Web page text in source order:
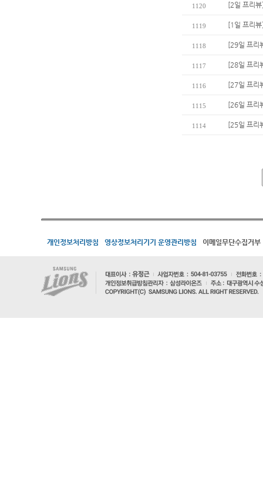
1120 [2일 프리
1119 [1일 프리
1118 [29일 프리
1117 [28일 프리
1116 [27일 프리
1115 [26일 프리
1114 [25일 프리
개인정보처리방침 영상정보처리기기 운영관리방침 이메일무단수집거부